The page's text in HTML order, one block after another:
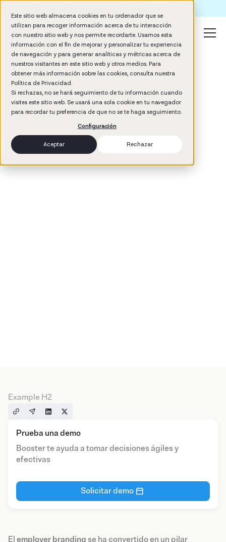
Este sitio web almacena cookies en tu ordenador que se
utilizan para recoger información acerca de tu interacción
con nuestro sitio web y nos permite recordarte. Usamos esta
información con el fin de mejorar y personalizar tu experiencia
de navegación y para generar analíticas y métricas acerca de
nuestros visitantes en este sitio web y otros medios. Para
obtener más información sobre las cookies, consulta nuestra
Política de Privacidad.
Si rechazas, no se hará seguimiento de tu información cuando
visites este sitio web. Se usará una sola cookie en tu navegador
para recordar tu preferencia de que no se te haga seguimiento.
Configuración
Aceptar Rechazar
min read
Example H2
Prueba una demo
Booster te ayuda a tomar decisiones ágiles y
efectivas
Solicitar demo
El employer branding se ha convertido en un pilar